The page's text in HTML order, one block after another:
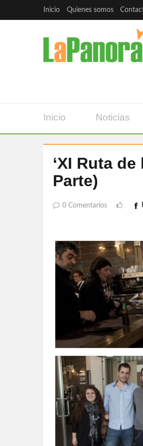
Inicio Quienes somos
Inicio Noticias
‘XI Ruta
Parte)
0 Comentarios